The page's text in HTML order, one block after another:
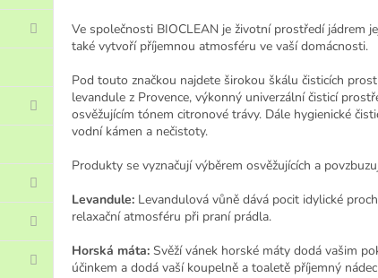
Ve společnosti BIOCLEAN je životní prostředí jádrem
také vytvoří příjemnou atmosféru ve vaší domácnosti.
Pod touto značkou najdete širokou škálu čisticích
levandule z Provence, výkonný univerzální čisticí
osvěžujícím tónem citronové trávy. Dále hygienické
vodní kámen a nečistoty.
Produkty se vyznačují výběrem osvěžujících a
Levandule: Levandulová vůně dává pocit idylické
relaxační atmosféru při praní prádla.
Horská máta: Svěží vánek horské máty dodá vašim
účinkem a dodá vaší koupelně a toaletě příjemný